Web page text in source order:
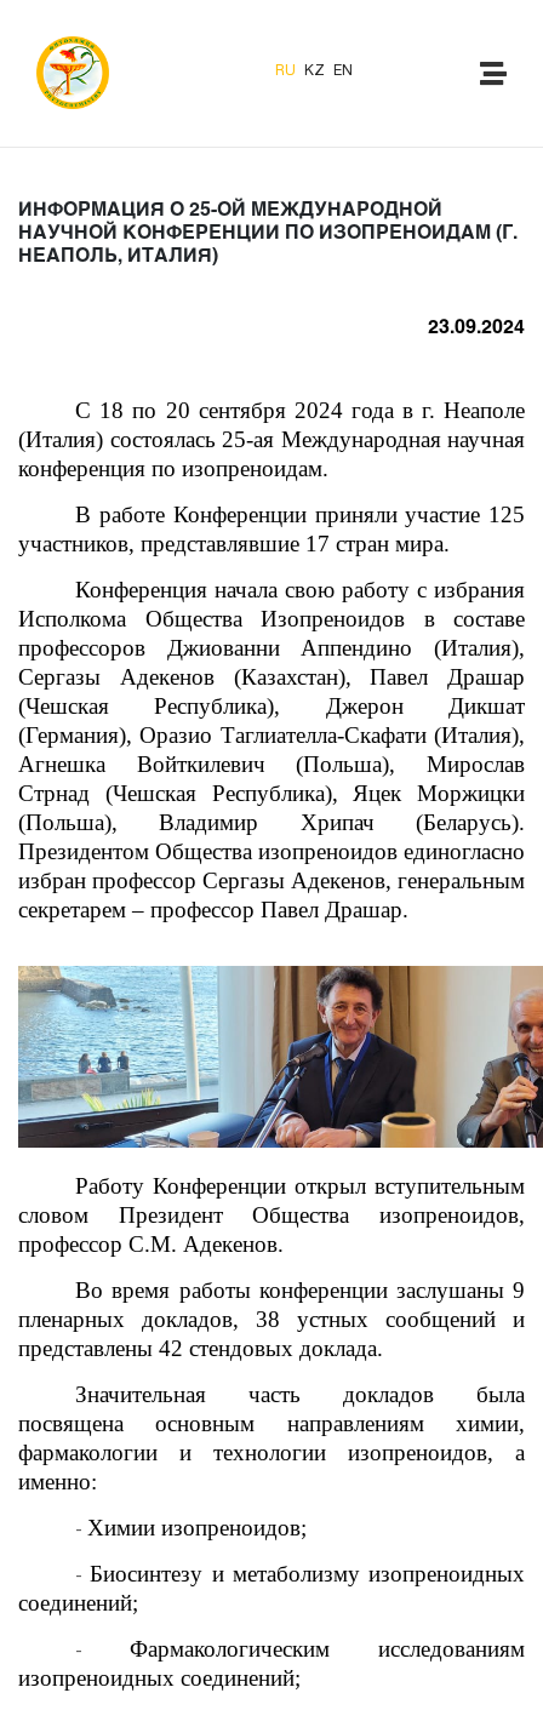
RU KZ EN
ИНФОРМАЦИЯ О 25-ОЙ МЕЖДУНАРОДНОЙ
НАУЧНОЙ КОНФЕРЕНЦИИ ПО ИЗОПРЕНОИДАМ (Г.
НЕАПОЛЬ, ИТАЛИЯ)
23.09.2024
С 18 по 20 сентября 2024 года в г. Неаполе
(Италия) состоялась 25-ая Международная научная
конференция по изопреноидам.
В работе Конференции приняли участие 125
участников, представлявшие 17 стран мира.
Конференция начала свою работу с избрания
Исполкома Общества Изопреноидов в составе
профессоров Джиованни Аппендино (Италия),
Сергазы Адекенов (Казахстан), Павел Драшар
(Чешская Республика), Джерон Дикшат
(Германия), Оразио Таглиателла-Скафати (Италия),
Агнешка Войткилевич (Польша), Мирослав
Стрнад (Чешская Республика), Яцек Моржицки
(Польша), Владимир Хрипач (Беларусь).
Президентом Общества изопреноидов единогласно
избран профессор Сергазы Адекенов, генеральным
секретарем – профессор Павел Драшар.
Работу Конференции открыл вступительным
словом Президент Общества изопреноидов,
профессор С.М. Адекенов.
Во время работы конференции заслушаны 9
пленарных докладов, 38 устных сообщений и
представлены 42 стендовых доклада.
Значительная часть докладов была
посвящена основным направлениям химии,
фармакологии и технологии изопреноидов, а
именно:
-Химии изопреноидов;
-Биосинтезу и метаболизму изопреноидных
соединений;
-Фармакологическим исследованиям
изопреноидных соединений;